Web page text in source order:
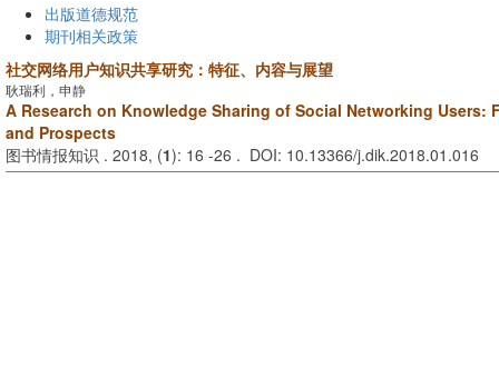
出版道德规范
期刊相关政策
社交网络用户知识共享研究：特征、内容与展望
耿瑞利，申静
A Research on Knowledge Sharing of Social Networking Users:
and Prospects
图书情报知识 . 2018, (1): 16 -26 . DOI: 10.13366/j.dik.2018.01.016